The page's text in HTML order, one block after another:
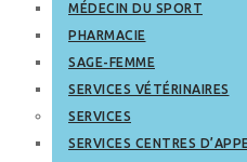
MÉDECIN DU SPORT
PHARMACIE
SAGE-FEMME
SERVICES VÉTÉRINAIRES
SERVICES
SERVICES CENTRES